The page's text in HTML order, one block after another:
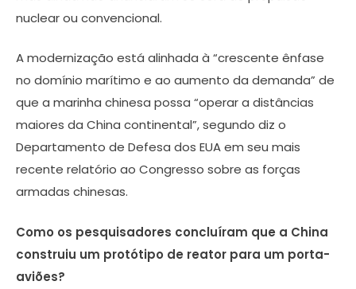
nuclear ou convencional.
A modernização está alinhada à “crescente ênfase
no domínio marítimo e ao aumento da demanda” de
que a marinha chinesa possa “operar a distâncias
maiores da China continental”, segundo diz o
Departamento de Defesa dos EUA em seu mais
recente relatório ao Congresso sobre as forças
armadas chinesas.
Como os pesquisadores concluíram que a China
construiu um protótipo de reator para um porta-
aviões?